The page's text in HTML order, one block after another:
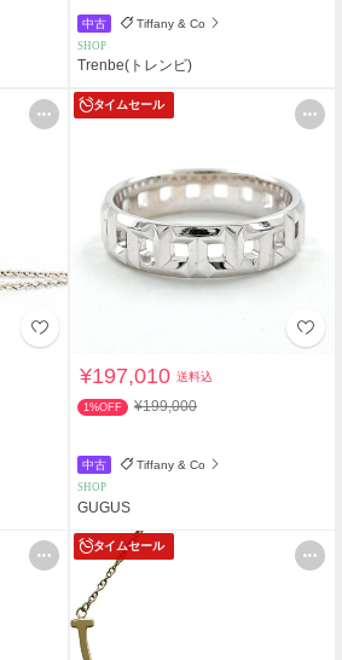
中古 Tiffany & Co
SHOP
Trenbe(トレンビ)
タイムセール
¥197,010送料込
1%OFF ¥199,000
中古 Tiffany & Co
SHOP
GUGUS
タイムセール